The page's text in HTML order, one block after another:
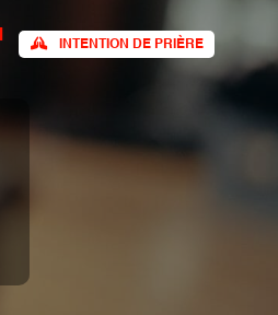
INTENTION DE PRIÈRE